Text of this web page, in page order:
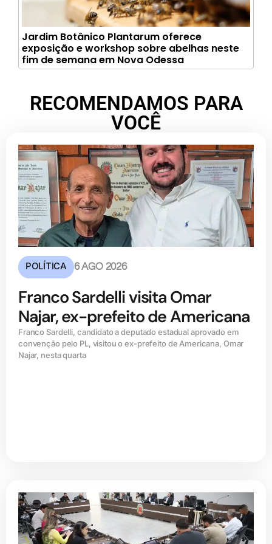
Jardim Botânico Plantarum oferece
exposição e workshop sobre abelhas neste
fim de semana em Nova Odessa
RECOMENDAMOS PARA
VOCÊ
POLÍTICA 6 AGO 2026
Franco Sardelli visita Omar
Najar, ex-prefeito de Americana
Franco Sardelli, candidato a deputado estadual aprovado em
convenção pelo PL, visitou o ex-prefeito de Americana, Omar
Najar, nesta quarta